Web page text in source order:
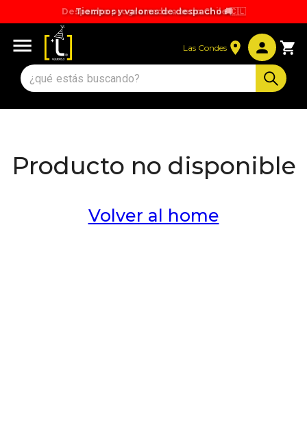
Despacho programado a todo Chile 🇨🇱
Tiempos y valores de despacho 🚚
Las Condes
Producto no disponible
Volver al home